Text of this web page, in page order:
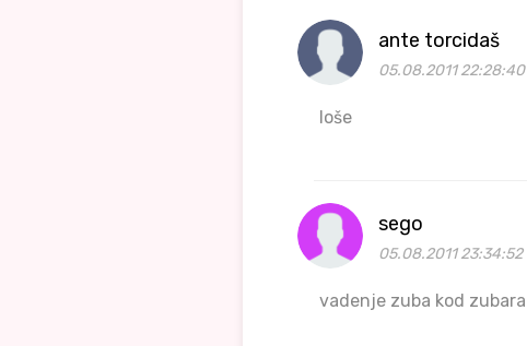
ante torcidaš
05.08.2011 22:28:40
loše
sego
05.08.2011 23:34:52
vadenje zuba kod